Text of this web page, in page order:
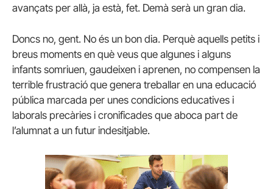
avançats per allà, ja està, fet. Demà serà un gran dia.
Doncs no, gent. No és un bon dia. Perquè aquells petits i
breus moments en què veus que algunes i alguns
infants somriuen, gaudeixen i aprenen, no compensen la
terrible frustració que genera treballar en una educació
pública marcada per unes condicions educatives i
laborals precàries i cronificades que aboca part de
l’alumnat a un futur indesitjable.